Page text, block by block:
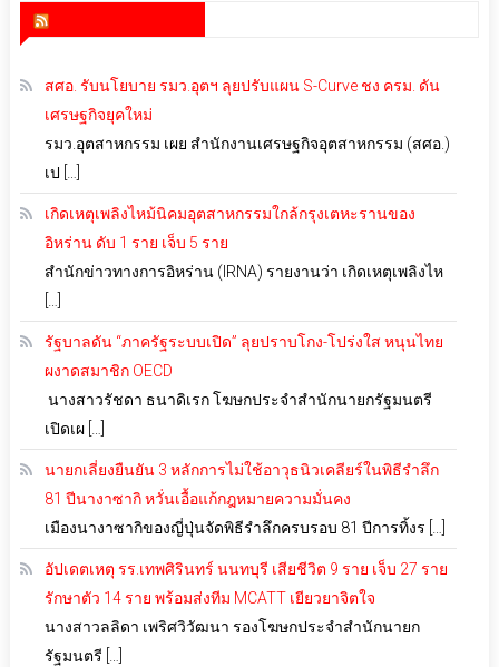
สศอ. รับนโยบาย รมว.อุตฯ ลุยปรับแผน S-Curve ชง ครม. ดัน
เศรษฐกิจยุคใหม่
รมว.อุตสาหกรรม เผย สำนักงานเศรษฐกิจอุตสาหกรรม (สศอ.)
เป […]
เกิดเหตุเพลิงไหม้นิคมอุตสาหกรรมใกล้กรุงเตหะรานของ
อิหร่าน ดับ 1 ราย เจ็บ 5 ราย
สำนักข่าวทางการอิหร่าน (IRNA) รายงานว่า เกิดเหตุเพลิงไห
[…]
รัฐบาลดัน “ภาครัฐระบบเปิด” ลุยปราบโกง-โปร่งใส หนุนไทย
ผงาดสมาชิก OECD
นางสาวรัชดา ธนาดิเรก โฆษกประจำสำนักนายกรัฐมนตรี
เปิดเผ […]
นายกเลี่ยงยืนยัน 3 หลักการไม่ใช้อาวุธนิวเคลียร์ในพิธีรำลึก
81 ปีนางาซากิ หวั่นเอื้อแก้กฎหมายความมั่นคง
เมืองนางาซากิของญี่ปุ่นจัดพิธีรำลึกครบรอบ 81 ปีการทิ้งร […]
อัปเดตเหตุ รร.เทพศิรินทร์ นนทบุรี เสียชีวิต 9 ราย เจ็บ 27 ราย
รักษาตัว 14 ราย พร้อมส่งทีม MCATT เยียวยาจิตใจ
นางสาวลลิดา เพริศวิวัฒนา รองโฆษกประจำสำนักนายก
รัฐมนตรี […]